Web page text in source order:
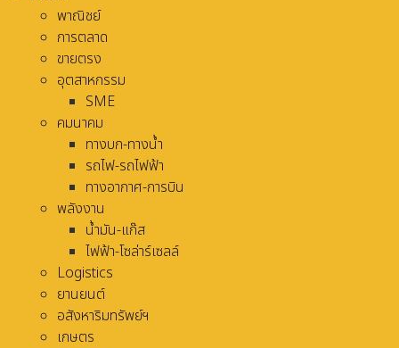
พาณิชย์
การตลาด
ขายตรง
อุตสาหกรรม
SME
คมนาคม
ทางบก-ทางน้ำ
รถไฟ-รถไฟฟ้า
ทางอากาศ-การบิน
พลังงาน
น้ำมัน-แก๊ส
ไฟฟ้า-โซล่าร์เซลล์
Logistics
ยานยนต์
อสังหาริมทรัพย์ฯ
เกษตร